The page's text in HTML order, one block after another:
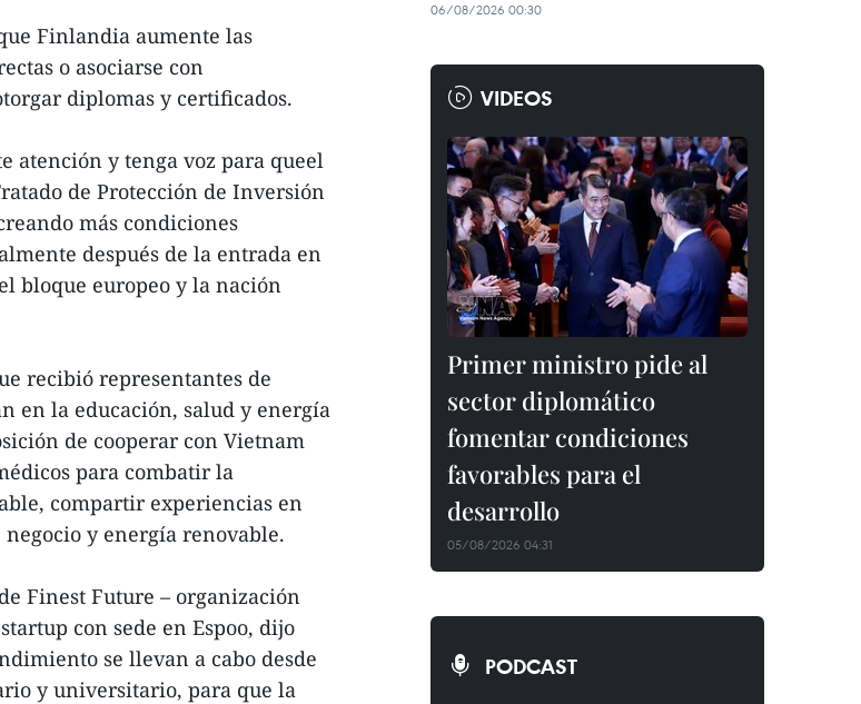
Finlandia aumente las
o asociarse con
diplomas y certificados.
atención y tenga voz para queel
de Protección de Inversión
más condiciones
después de la entrada en
bloque europeo y la nación
recibió representantes de
en la educación, salud y energía
de cooperar con Vietnam
para combatir la
compartir experiencias en
y energía renovable.
Finest Future – organización
con sede en Espoo, dijo
se llevan a cabo desde
y universitario, para que la
06/08/2026 00:30
VIDEOS
Primer ministro pide al
sector diplomático
fomentar condiciones
favorables para el
desarrollo
05/08/2026 04:31
PODCAST